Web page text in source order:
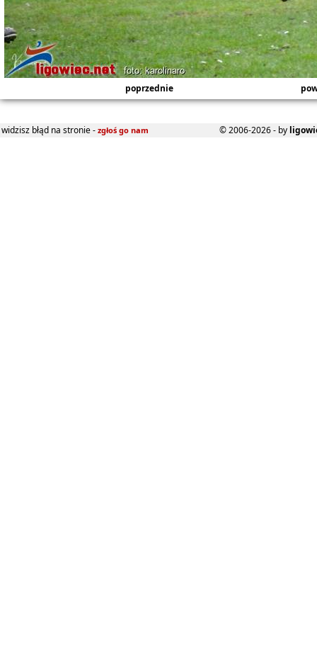
poprzednie
widzisz błąd na stronie - zgłoś go nam © 2006-2026 - by